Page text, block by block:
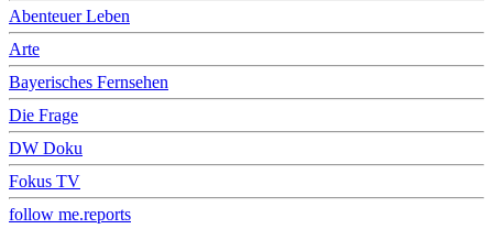
Abenteuer Leben
Arte
Bayerisches Fernsehen
Die Frage
DW Doku
Fokus TV
follow me.reports